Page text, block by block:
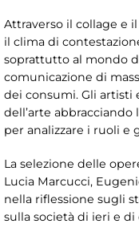
Attraverso il collage e
il clima di
soprattutto al mondo
comunicazione di
dei consumi. Gli artisti
dell’arte abbracciando
per analizzare i ruoli e
La selezione delle
Lucia Marcucci,
nella riflessione sugli
sulla società di ieri e di